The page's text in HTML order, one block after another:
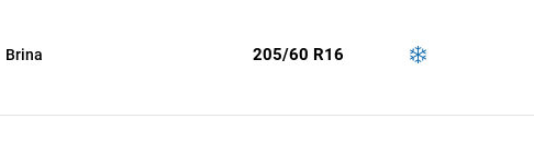
Brina 205/60 R16